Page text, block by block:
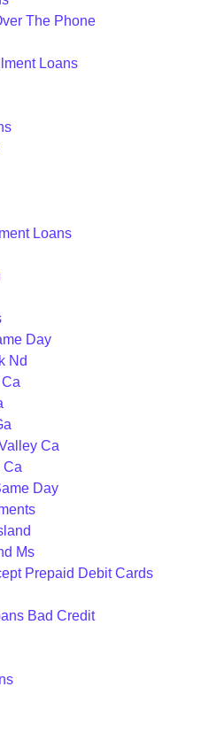
The Phone
Loans
Loans
Day
Nd
Ca
Ca
Day
Ms
Prepaid Debit Cards
Bad Credit